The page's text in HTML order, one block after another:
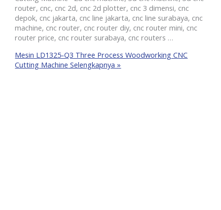
router, cnc, cnc 2d, cnc 2d plotter, cnc 3 dimensi, cnc
depok, cnc jakarta, cnc line jakarta, cnc line surabaya, cnc
machine, cnc router, cnc router diy, cnc router mini, cnc
router price, cnc router surabaya, cnc routers …
Mesin LD1325-Q3 Three Process Woodworking CNC
Cutting Machine Selengkapnya »